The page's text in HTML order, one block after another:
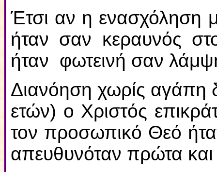
Έτσι αν η ενασχόληση
ήταν σαν κεραυνός
ήταν φωτεινή σαν
Διανόηση χωρίς αγάπη
ετών) ο Χριστός
τον προσωπικό Θεό
απευθυνόταν πρώτα και